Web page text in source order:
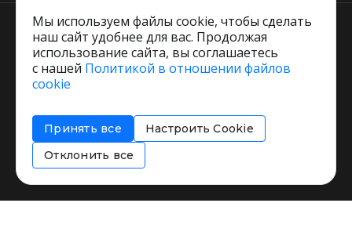
Пользовательское соглашение
Соглашение об информировании
Политика использования cookies
Мы используем файлы cookie, чтобы сделать
наш сайт удобнее для вас. Продолжая
использование сайта, вы соглашаетесь
с нашей Политикой в отношении файлов
cookie
Принять все
Настроить Cookie
Отклонить все